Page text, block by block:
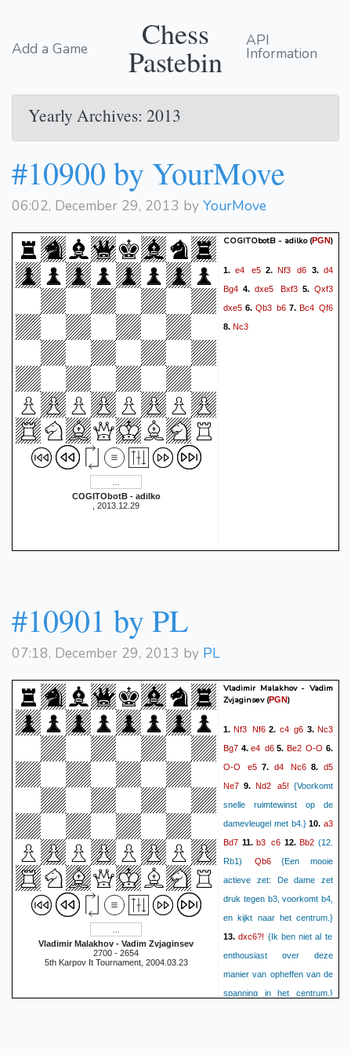
Add a Game Chess
Pastebin
API
Information
Yearly Archives: 2013
#10900 by YourMove
06:02, December 29, 2013 by YourMove
COGITObotB - adilko
, 2013.12.29
COGITObotB - adilko(PGN)
1.e4 e52.Nf3 d6 3.d4
Bg4 4.dxe5 Bxf35.Qxf3
dxe5 6. Qb3 b6 7. Bc4 Qf6
8. Nc3
#10901 by PL
07:18, December 29, 2013 by PL
Vladimir Malakhov - Vadim Zvjaginsev
2700 - 2654
5th Karpov It Tournament, 2004.03.23
Vladimir Malakhov - Vadim
Zvjaginsev(PGN)
1.Nf3 Nf62. c4 g6 3.Nc3
Bg7 4.e4 d65. Be2 O-O 6.
O-O
e57.d4 Nc68.d5
Ne7 9. Nd2 a5! {Voorkomt
snelle ruimtewinst op de
damevleugel met b4.}10. a3
Bd7 11.b3 c6 12.Bb2 (12.
Rb1)
Qb6{Een mooie
actieve zet: De dame zet
druk tegen b3, voorkomt b4,
en kijkt naar het centrum.}
13.dxc6?! {Ik ben niet al te
enthousiast over deze
manier van opheffen van de
spanning in het centrum.}